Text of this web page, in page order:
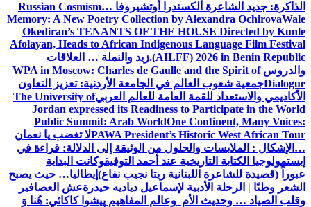
الذاكرة: جديد الشاعرة ألكسندرا أوتشيروفا Russian Cosmism…
Memory: A New Poetry Collection by Alexandra OchirovaWale
Okediran’s TENANTS OF THE HOUSE Directed by Kunle
Afolayan, Heads to African Indigenous Language Film Festival
(AILFF) 2026 in Benin Republic. زيد والنملة … العلاقات
والدروسWPA in Moscow: Charles de Gaulle and the Spirit of
Dialogueجمعية شعوب العالم في الجامعة الأردنية: تعزيز التعاون
الأكاديمي والاستعداد للقمة العامة للعالم العربيThe University of
Jordan expressed its Readiness to Participate in the World
Public Summit: Arab WorldOne Continent, Many Voices:
PAWA President’s Historic West African Tourلا تغضب يا نعمان
…الإشكال : الملابسات والحلول من الوثيقة إلى الدلالة: قراءة في
إبستمولوجيا الكتابة التاريخية عند أحمد التوفيقوكانت البداية
عبوراً (قصيدة للشاعرة اللبنانية ريتا نجيب نفاع) إيطاليا… حيث يصبح
الشعر وطنًا | الرحلة الأدبية لإسماعيل دياديه حيدرةعش العصافير
وقلب الصياد … وحديث الأم وعالم المفاهيم پیشوا کاکائي: هُنا وَ